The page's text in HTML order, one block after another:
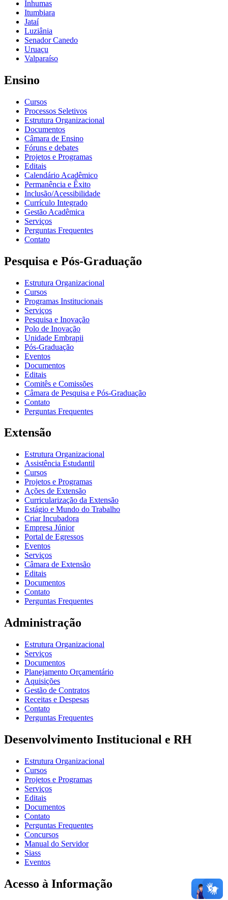
Inhumas
Itumbiara
Jataí
Luziânia
Senador Canedo
Uruaçu
Valparaíso
Ensino
Cursos
Processos Seletivos
Estrutura Organizacional
Documentos
Câmara de Ensino
Fóruns e debates
Projetos e Programas
Editais
Calendário Acadêmico
Permanência e Êxito
Inclusão/Acessibilidade
Currículo Integrado
Gestão Acadêmica
Serviços
Perguntas Frequentes
Contato
Pesquisa e Pós-Graduação
Estrutura Organizacional
Cursos
Programas Institucionais
Serviços
Pesquisa e Inovação
Polo de Inovação
Unidade Embrapii
Pós-Graduação
Eventos
Documentos
Editais
Comitês e Comissões
Câmara de Pesquisa e Pós-Graduação
Contato
Perguntas Frequentes
Extensão
Estrutura Organizacional
Assistência Estudantil
Cursos
Projetos e Programas
Ações de Extensão
Curricularização da Extensão
Estágio e Mundo do Trabalho
Criar Incubadora
Empresa Júnior
Portal de Egressos
Eventos
Serviços
Câmara de Extensão
Editais
Documentos
Contato
Perguntas Frequentes
Administração
Estrutura Organizacional
Serviços
Documentos
Planejamento Orçamentário
Aquisições
Gestão de Contratos
Receitas e Despesas
Contato
Perguntas Frequentes
Desenvolvimento Institucional e RH
Estrutura Organizacional
Cursos
Projetos e Programas
Serviços
Editais
Documentos
Contato
Perguntas Frequentes
Concursos
Manual do Servidor
Siass
Eventos
Acesso à Informação